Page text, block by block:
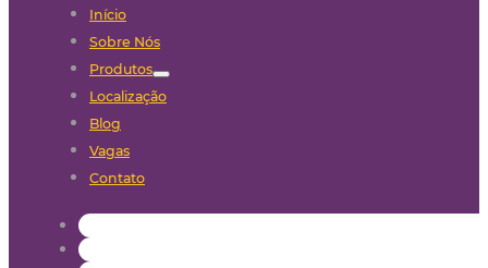
Início
Sobre Nós
Produtos
Localização
Blog
Vagas
Contato